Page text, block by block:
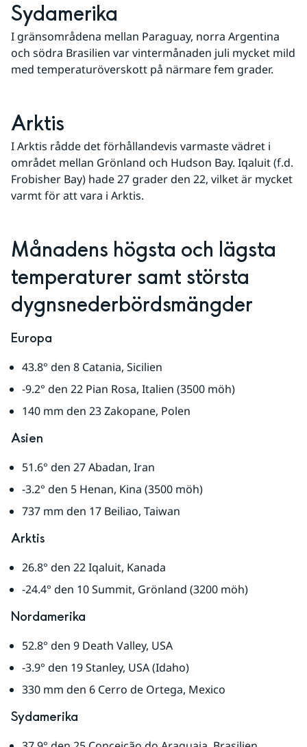
Sydamerika
I gränsområdena mellan Paraguay, norra Argentina
och södra Brasilien var vintermånaden juli mycket mild
med temperaturöverskott på närmare fem grader.
Arktis
I Arktis rådde det förhållandevis varmaste vädret i
området mellan Grönland och Hudson Bay. Iqaluit (f.d.
Frobisher Bay) hade 27 grader den 22, vilket är mycket
varmt för att vara i Arktis.
Månadens högsta och lägsta
temperaturer samt största
dygnsnederbördsmängder
Europa
43.8° den 8 Catania, Sicilien
-9.2° den 22 Pian Rosa, Italien (3500 möh)
140 mm den 23 Zakopane, Polen
Asien
51.6° den 27 Abadan, Iran
-3.2° den 5 Henan, Kina (3500 möh)
737 mm den 17 Beiliao, Taiwan
Arktis
26.8° den 22 Iqaluit, Kanada
-24.4° den 10 Summit, Grönland (3200 möh)
Nordamerika
52.8° den 9 Death Valley, USA
-3.9° den 19 Stanley, USA (Idaho)
330 mm den 6 Cerro de Ortega, Mexico
Sydamerika